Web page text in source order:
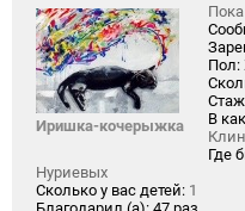
Иришка-кочерыжка
Пол:
В
Где
Нуриевых
Сколько у вас детей: 1